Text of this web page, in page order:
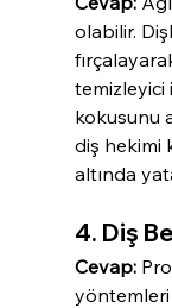
olabilir.
temizleyici
kokusunu
diş hekimi
altında
4. Diş
Cevap: